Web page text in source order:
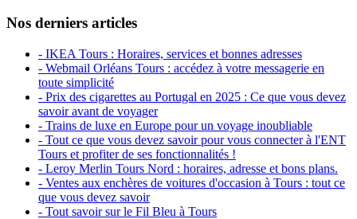
Nos derniers articles
- IKEA Tours : Horaires, services et bonnes adresses
- Webmail Orléans Tours : accédez à votre messagerie en
toute simplicité
- Prix des cigarettes au Portugal en 2025 : Ce que vous devez
savoir avant de voyager
- Trains de luxe en Europe pour un voyage inoubliable
- Tout ce que vous devez savoir pour vous connecter à l'ENT
Tours et profiter de ses fonctionnalités !
- Leroy Merlin Tours Nord : horaires, adresse et bons plans.
- Ventes aux enchères de voitures d'occasion à Tours : tout ce
que vous devez savoir
- Tout savoir sur le Fil Bleu à Tours